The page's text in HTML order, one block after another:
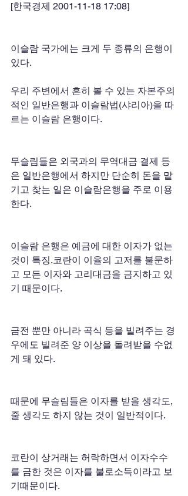
[한국경제 2001-11-18 17:08]
이슬람 국가에는 크게 두 종류의 은행이
있다.
우리 주변에서 흔히 볼 수 있는 자본주의
적인 일반은행과 이슬람법(샤리아)을 따
르는 이슬람 은행이다.
무슬림들은 외국과의 무역대금 결제 등
은 일반은행에서 하지만 단순히 돈을 맡
기고 찾는 일은 이슬람은행을 주로 이용
한다.
이슬람 은행은 예금에 대한 이자가 없는
것이 특징.코란이 이율의 고저를 불문하
고 모든 이자와 고리대금을 금지하고 있
기 때문이다.
금전 뿐만 아니라 곡식 등을 빌려주는 경
우에도 빌려준 양 이상을 돌려받을 수없
게 돼 있다.
때문에 무슬림들은 이자를 받을 생각도,
줄 생각도 하지 않는 것이 일반적이다.
코란이 상거래는 허락하면서 이자수수
를 금한 것은 이자를 불로소득이라고 보
기때문이다.